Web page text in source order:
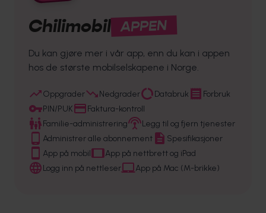
Chilimobil APPEN
Du kan gjøre mer i vår app, enn du kan i appen
hos de største mobilselskapene i Norge.
Oppgrader Nedgrader Databruk
Forbruk
PIN/PUK
Faktura-kontroll
Familie-administrering
Legg til og fjern tjenester
Administrer alle abonnement
Spesifikasjoner
App på mobil
App på nettbrett og iPad
Logg inn på nettleser
App på Mac (M-brikke)